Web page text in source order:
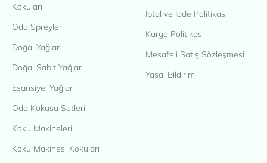
Kokuları
Oda Spreyleri
Doğal Yağlar
Doğal Sabit Yağlar
Esansiyel Yağlar
Oda Kokusu Setleri
Koku Makineleri
Koku Makinesi Kokuları
İptal ve İade Politikası
Kargo Politikası
Mesafeli Satış Sözleşmesi
Yasal Bildirim